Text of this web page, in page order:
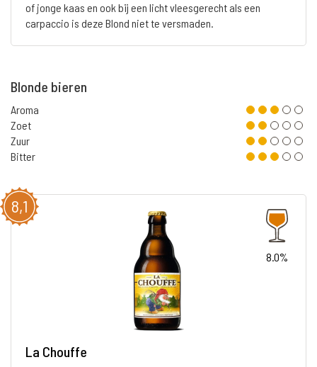
of jonge kaas en ook bij een licht vleesgerecht als een
carpaccio is deze Blond niet te versmaden.
Blonde bieren
Aroma
Zoet
Zuur
Bitter
8,1
8.0%
La Chouffe